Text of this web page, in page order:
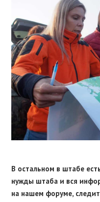
В остальном в штабе
нужды штаба и вся
на нашем форуме,